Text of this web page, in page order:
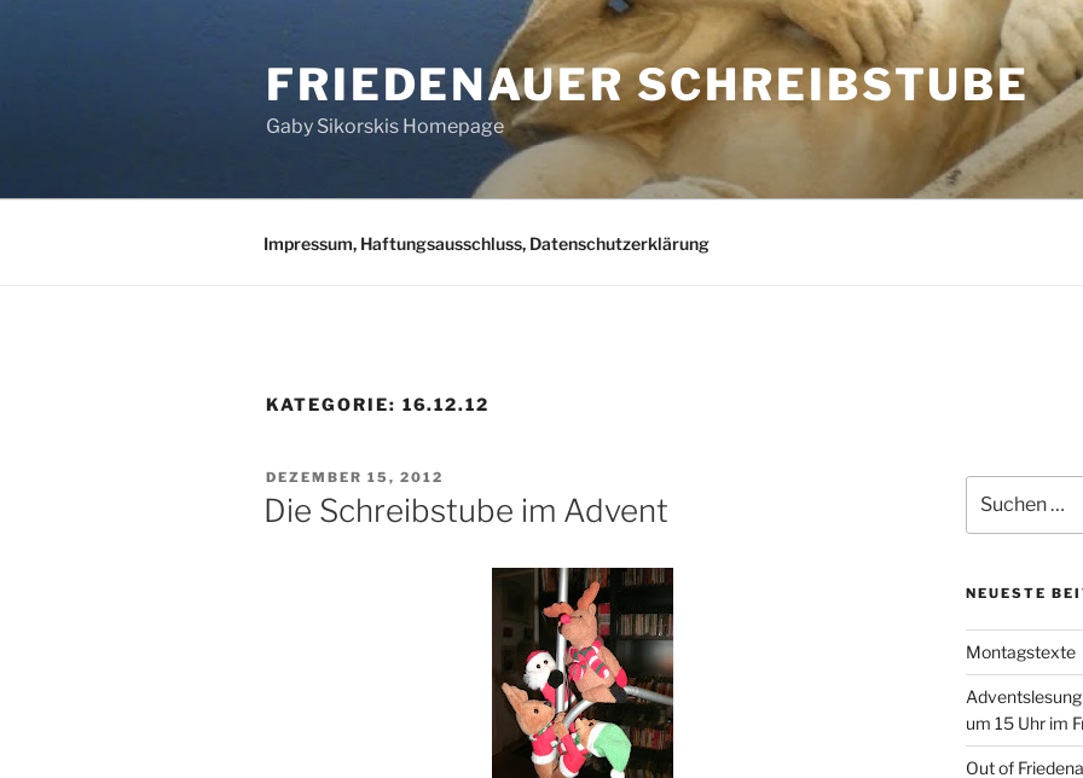
FRIEDENAUER SCHREIBSTUBE
Gaby Sikorskis Homepage
Impressum, Haftungsausschluss, Datenschutzerklärung
KATEGORIE: 16.12.12
VERÖFFENTLICHT
AM
DEZEMBER 15, 2012
Die Schreibstube im Advent
nach:
NEUESTE
Montagstexte
um 15 Uhr im
Out of